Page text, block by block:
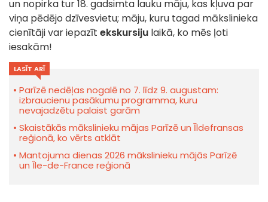
un nopirka tur 18. gadsimta lauku māju, kas kļuva par
viņa pēdējo dzīvesvietu; māju, kuru tagad mākslinieka
cienītāji var iepazīt ekskursiju laikā, ko mēs ļoti
iesakām!
LASĪT ARĪ
Parīzē nedēļas nogalē no 7. līdz 9. augustam:
izbraucienu pasākumu programma, kuru
nevajadzētu palaist garām
Skaistākās mākslinieku mājas Parīzē un Īldefransas
reģionā, ko vērts atklāt
Mantojuma dienas 2026 mākslinieku mājās Parīzē
un Île-de-France reģionā